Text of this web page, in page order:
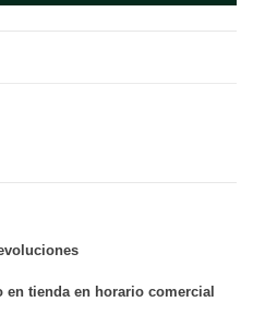
en tienda en horario comercial